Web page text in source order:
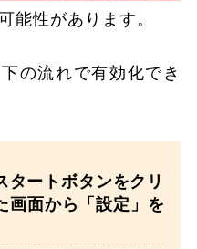
能性があります。
の流れで有効化でき
タートボタンをクリ
画面から「設定」を